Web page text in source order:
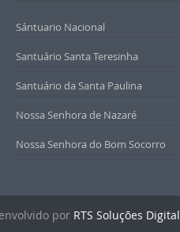
Sántuario Nacional
Santuário Santa Teresinha
Santuário da Santa Paulina
Nossa Senhora de Nazaré
Nossa Senhora do Bom Socorro
por RTS Soluções Digital